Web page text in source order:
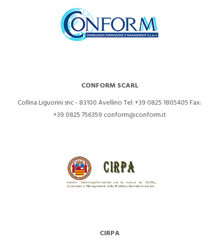
CONFORM SCARL
Collina Liguorini snc - 83100 AvellinoTel. +39 0825 1805405Fax:
+39 0825 756359 conform@conform.it
CIRPA